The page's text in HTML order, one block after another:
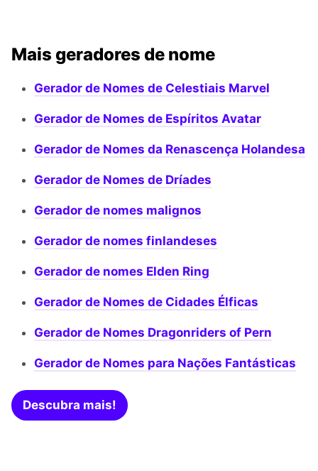
Mais geradores de nome
Gerador de Nomes de Celestiais Marvel
Gerador de Nomes de Espíritos Avatar
Gerador de Nomes da Renascença Holandesa
Gerador de Nomes de Dríades
Gerador de nomes malignos
Gerador de nomes finlandeses
Gerador de nomes Elden Ring
Gerador de Nomes de Cidades Élficas
Gerador de Nomes Dragonriders of Pern
Gerador de Nomes para Nações Fantásticas
Descubra mais!